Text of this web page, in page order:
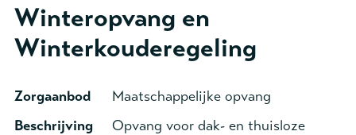
Winteropvang en
Winterkouderegeling
Zorgaanbod
Maatschappelijke opvang
Beschrijving
Opvang voor dak- en thuisloze